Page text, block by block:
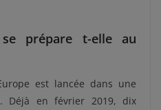
se prépare t-elle au
est lancée dans une
Déjà en février 2019, dix